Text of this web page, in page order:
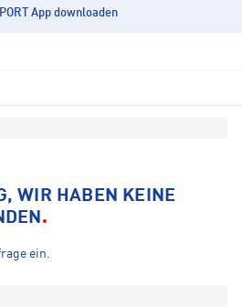
App downloaden
WIR HABEN KEINE
ein.